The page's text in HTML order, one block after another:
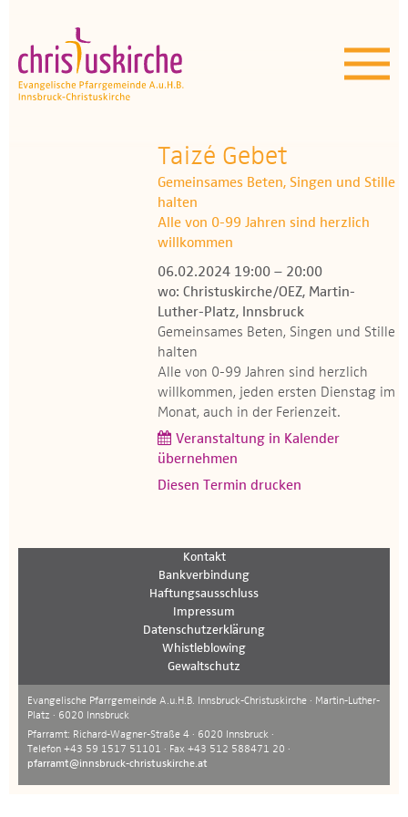
Aktuelles | Über uns
Unser Angebot
Termine
OEZ
Wissenswertes
Medien
Kontakt
Taizé Gebet
Gemeinsames Beten, Singen und Stille
halten
Alle von 0-99 Jahren sind herzlich
willkommen
06.02.2024 19:00 – 20:00
wo: Christuskirche/OEZ, Martin-
Luther-Platz, Innsbruck
Gemeinsames Beten, Singen und Stille
halten
Alle von 0-99 Jahren sind herzlich
willkommen, jeden ersten Dienstag im
Monat, auch in der Ferienzeit.
Veranstaltung in Kalender
übernehmen
Diesen Termin drucken
Kontakt
Bankverbindung
Haftungsausschluss
Impressum
Datenschutzerklärung
Whistleblowing
Gewaltschutz
Evangelische Pfarrgemeinde A.u.H.B. Innsbruck-Christuskirche · Martin-Luther-
Platz · 6020 Innsbruck
Pfarramt: Richard-Wagner-Straße 4 · 6020 Innsbruck ·
Telefon +43 59 1517 51101 · Fax +43 512 588471 20 ·
pfarramt@innsbruck-christuskirche.at